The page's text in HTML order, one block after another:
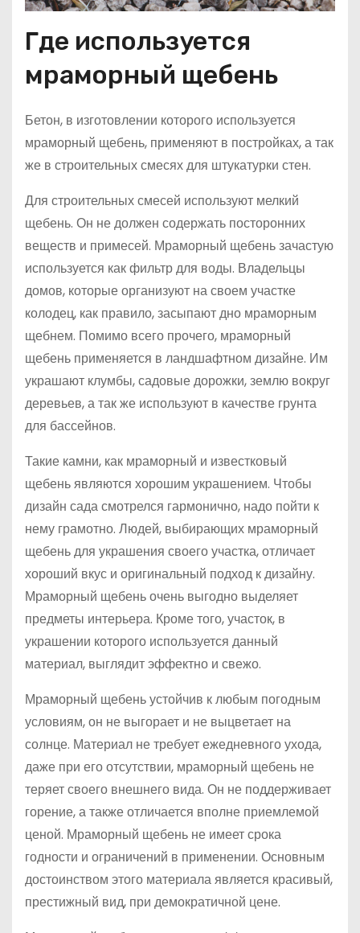
Где используется
мраморный щебень
Бетон, в изготовлении которого используется
мраморный щебень, применяют в постройках, а так
же в строительных смесях для штукатурки стен.
Для строительных смесей используют мелкий
щебень. Он не должен содержать посторонних
веществ и примесей. Мраморный щебень зачастую
используется как фильтр для воды. Владельцы
домов, которые организуют на своем участке
колодец, как правило, засыпают дно мраморным
щебнем. Помимо всего прочего, мраморный
щебень применяется в ландшафтном дизайне. Им
украшают клумбы, садовые дорожки, землю вокруг
деревьев, а так же используют в качестве грунта
для бассейнов.
Такие камни, как мраморный и известковый
щебень являются хорошим украшением. Чтобы
дизайн сада смотрелся гармонично, надо пойти к
нему грамотно. Людей, выбирающих мраморный
щебень для украшения своего участка, отличает
хороший вкус и оригинальный подход к дизайну.
Мраморный щебень очень выгодно выделяет
предметы интерьера. Кроме того, участок, в
украшении которого используется данный
материал, выглядит эффектно и свежо.
Мраморный щебень устойчив к любым погодным
условиям, он не выгорает и не выцветает на
солнце. Материал не требует ежедневного ухода,
даже при его отсутствии, мраморный щебень не
теряет своего внешнего вида. Он не поддерживает
горение, а также отличается вполне приемлемой
ценой. Мраморный щебень не имеет срока
годности и ограничений в применении. Основным
достоинством этого материала является красивый,
престижный вид, при демократичной цене.